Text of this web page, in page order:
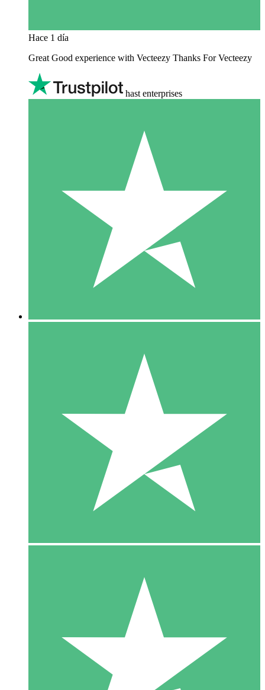
Hace 1 día
Great Good experience with Vecteezy Thanks For Vecteezy
hast enterprises